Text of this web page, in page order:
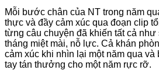
Mỗi bước chân của NT trong năm
thực và đầy cảm xúc qua đoạn clip
từng câu chuyện đã khiến tất cả
tháng miệt mài, nỗ lực. Cả khán
cảm xúc khi nhìn lại một năm qua
tay tán thưởng cho một năm rực rỡ.